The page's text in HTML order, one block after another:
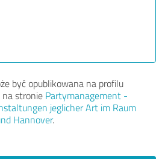
być opublikowana na profilu
na stronie Partymanagement -
jeglicher Art im Raum
Hannover.